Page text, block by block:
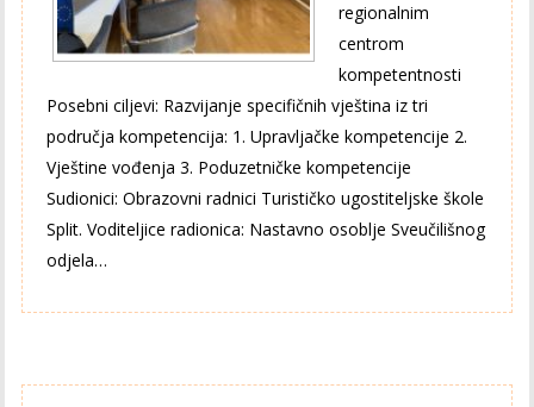
regionalnim
centrom
kompetentnosti
Posebni ciljevi: Razvijanje specifičnih vještina iz tri
područja kompetencija: 1. Upravljačke kompetencije 2.
Vještine vođenja 3. Poduzetničke kompetencije
Sudionici: Obrazovni radnici Turističko ugostiteljske škole
Split. Voditeljice radionica: Nastavno osoblje Sveučilišnog
odjela…